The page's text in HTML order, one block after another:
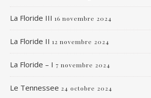
La Floride III 16 novembre 2024
La Floride II 12 novembre 2024
La Floride – I 7 novembre 2024
Le Tennessee 24 octobre 2024